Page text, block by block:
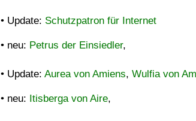
• Update: Schutzpatron für Internet
• neu: Petrus der Einsiedler,
• Update: Aurea von Amiens, Wulfia von
• neu: Itisberga von Aire,